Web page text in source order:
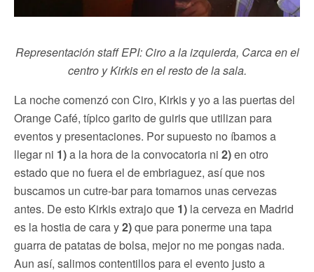
Representación staff EPI: Ciro a la izquierda, Carca en el
centro y Kirkis en el resto de la sala.
La noche comenzó con Ciro, Kirkis y yo a las puertas del
Orange Café, típico garito de guiris que utilizan para
eventos y presentaciones. Por supuesto no íbamos a
llegar ni 1)a la hora de la convocatoria ni 2)en otro
estado que no fuera el de embriaguez, así que nos
buscamos un cutre-bar para tomarnos unas cervezas
antes. De esto Kirkis extrajo que 1) la cerveza en Madrid
es la hostia de cara y2)que para ponerme una tapa
guarra de patatas de bolsa, mejor no me pongas nada.
Aun así, salimos contentillos para el evento justo a